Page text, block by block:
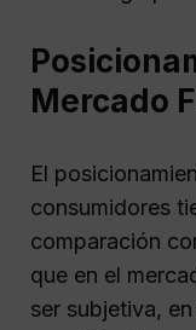
Mercado
El
consumidores
comparación
que en el
ser subjetiva,